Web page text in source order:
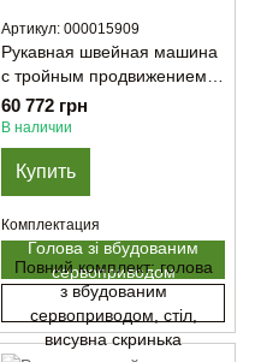
Артикул: 000015909
Рукавная швейная машина
с тройным продвижением
материала и сервомотором
в голове GOLDEN LEAD GL-
1341D2 (Только голова)
60 772 грн
В наличии
Купить
Комплектация
Голова зі вбудованим
сервоприводом
Повний комплект: голова
з вбудованим
сервоприводом, стіл,
висувна скринька